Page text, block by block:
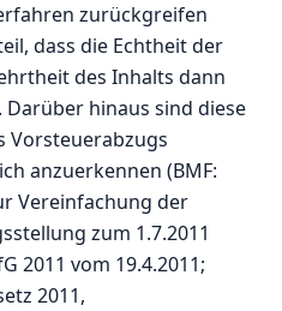
zurückgreifen
dass die Echtheit der
des Inhalts dann
hinaus sind diese
Vorsteuerabzugs
anzuerkennen (BMF:
Vereinfachung der
zum 1.7.2011
2011 vom 19.4.2011;
2011,